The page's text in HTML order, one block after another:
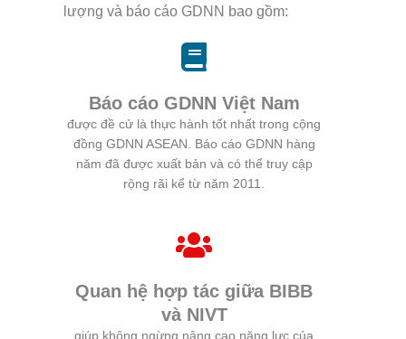
lượng và báo cáo GDNN bao gồm:
Báo cáo GDNN Việt Nam
được đề cử là thực hành tốt nhất trong cộng
đồng GDNN ASEAN. Báo cáo GDNN hàng
năm đã được xuất bản và có thể truy cập
rộng rãi kể từ năm 2011.
Quan hệ hợp tác giữa BIBB
và NIVT
giúp không ngừng nâng cao năng lực của